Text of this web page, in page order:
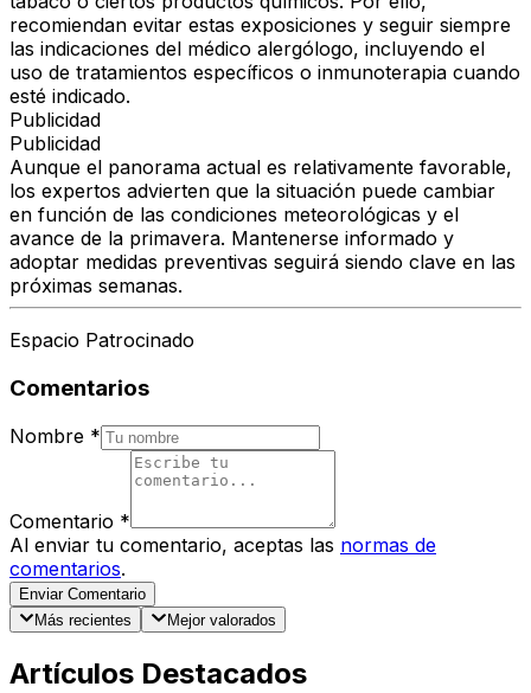
recomiendan evitar estas exposiciones y seguir siempre
las indicaciones del médico alergólogo, incluyendo el
uso de tratamientos específicos o inmunoterapia cuando
esté indicado.
Publicidad
Publicidad
Aunque el panorama actual es relativamente favorable,
los expertos advierten que la situación puede cambiar
en función de las condiciones meteorológicas y el
avance de la primavera. Mantenerse informado y
adoptar medidas preventivas seguirá siendo clave en las
próximas semanas.
Espacio Patrocinado
Comentarios
Nombre *
Comentario *
Al enviar tu comentario, aceptas las normas de
comentarios.
Enviar Comentario
Más recientes
Mejor valorados
Artículos Destacados